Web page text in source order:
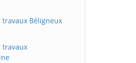
Béligneux
travaux